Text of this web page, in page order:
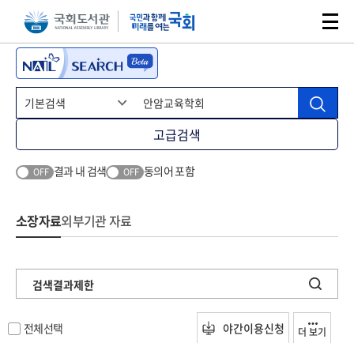
본문 바로가기주메뉴 바로가기
고급검색
OFF 결과 내 검색 OFF 동의어 포함
소장자료외부기관 자료
검색결과제한
전체선택 야간이용신청 더 보기